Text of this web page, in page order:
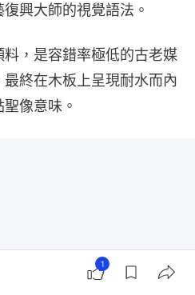
復興大師的視覺語法。
，是容錯率極低的古老媒
終在木板上呈現耐水而內
像意味。
1